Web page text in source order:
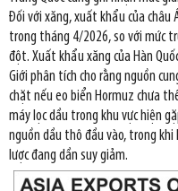
Đối với xăng, xuất khẩu của
trong tháng 4/2026, so với mức
đột. Xuất khẩu xăng của Hàn
Giới phân tích cho rằng nguồn
chặt nếu eo biển Hormuz chưa
máy lọc dầu trong khu vực hiện
nguồn dầu thô đầu vào, trong
lược đang dần suy giảm.